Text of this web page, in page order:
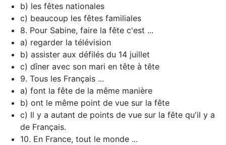
b) les fêtes nationales
c) beaucoup les fêtes familiales
8. Pour Sabine, faire la fête c'est ...
a) regarder la télévision
b) assister aux défilés du 14 juillet
c) dîner avec son mari en tête à tête
9. Tous les Français ...
a) font la fête de la même manière
b) ont le même point de vue sur la fête
c) Il y a autant de points de vue sur la fête qu'il y a
de Français.
10. En France, tout le monde ...